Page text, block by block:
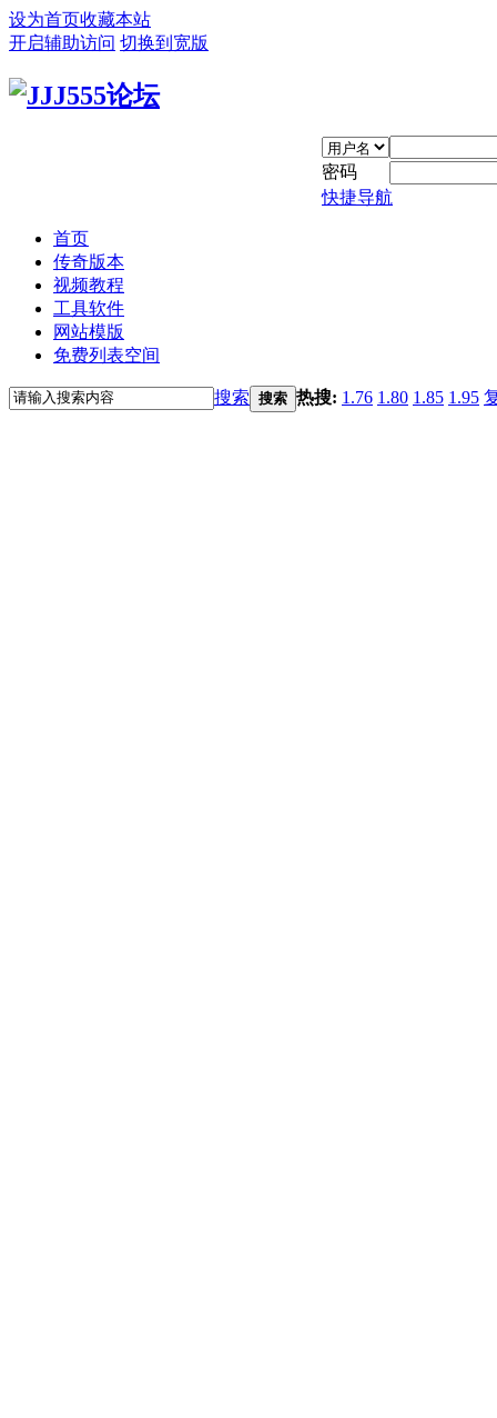
设为首页收藏本站
开启辅助访问 切换到宽版
密码
快捷导航
首页
传奇版本
视频教程
工具软件
网站模版
免费列表空间
搜索 搜索 热搜: 1.76 1.80 1.85 1.95